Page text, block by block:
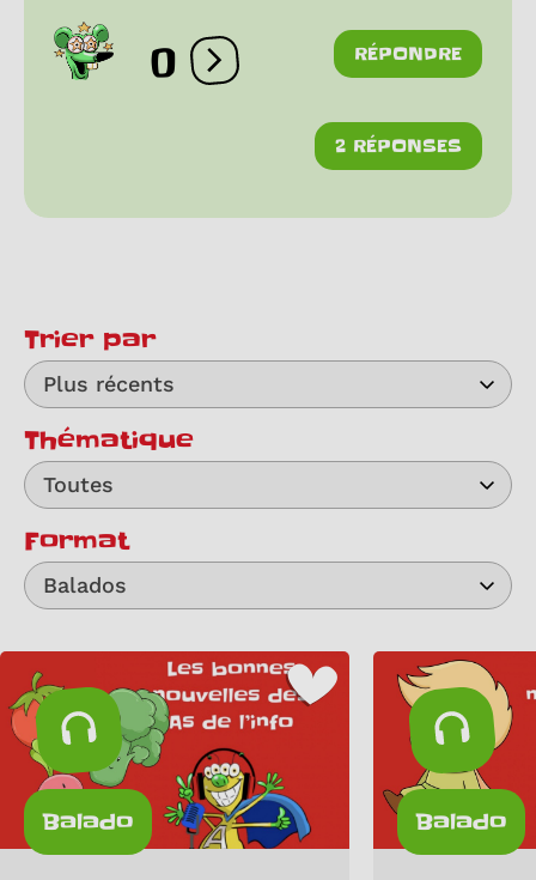
0 Ouvrir les réactions
RÉPONDRE
2 RÉPONSES
Trier par
Plus récents
Thématique
Toutes
Format
Balados
Balado Balado